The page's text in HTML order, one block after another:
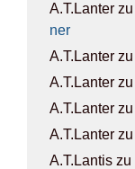
A.T.Lanter zu
ner
A.T.Lanter zu
A.T.Lanter zu
A.T.Lanter zu
A.T.Lanter zu
A.T.Lantis zu